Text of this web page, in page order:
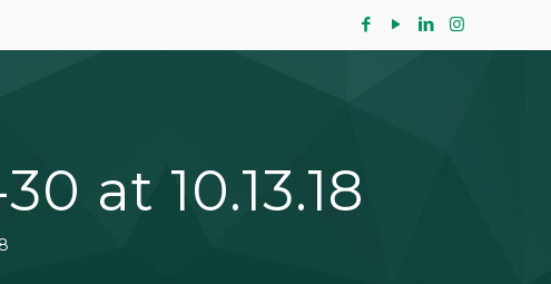
at 10.13.18